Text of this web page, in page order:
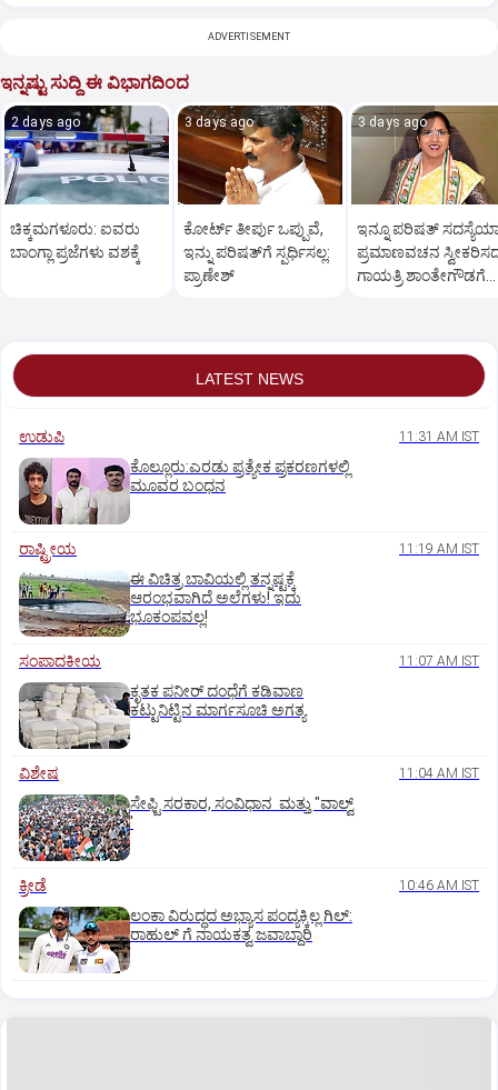
ADVERTISEMENT
ಇನ್ನಷ್ಟು ಸುದ್ದಿ ಈ ವಿಭಾಗದಿಂದ
2 days ago
ಚಿಕ್ಕಮಗಳೂರು: ಐವರು
ಬಾಂಗ್ಲಾ ಪ್ರಜೆಗಳು ವಶಕ್ಕೆ
3 days ago
ಕೋರ್ಟ್‌ ತೀರ್ಪು ಒಪ್ಪುವೆ,
ಇನ್ನು ಪರಿಷತ್‌ಗೆ ಸ್ಪರ್ಧಿಸಲ್ಲ:
ಪ್ರಾಣೇಶ್‌
3 days ago
ಇನ್ನೂ ಪರಿಷತ್‌
ಪ್ರಮಾಣವಚನ
ಗಾಯತ್ರಿ ಶಾಂತೇಗೌಡಗೆ
LATEST NEWS
ಉಡುಪಿ 11:31 AM IST
ಕೊಲ್ಲೂರು:ಎರಡು ಪ್ರತ್ಯೇಕ ಪ್ರಕರಣಗಳಲ್ಲಿ
ಮೂವರ ಬಂಧನ
ರಾಷ್ಟ್ರೀಯ 11:19 AM IST
ಈ ವಿಚಿತ್ರ ಬಾವಿಯಲ್ಲಿ ತನ್ನಷ್ಟಕ್ಕೆ
ಆರಂಭವಾಗಿದೆ ಅಲೆಗಳು! ಇದು
ಭೂಕಂಪವಲ್ಲ!
ಸಂಪಾದಕೀಯ 11:07 AM IST
ಕೃತಕ ಪನೀರ್‌ ದಂಧೆಗೆ ಕಡಿವಾಣ
ಕಟ್ಟುನಿಟ್ಟಿನ ಮಾರ್ಗಸೂಚಿ ಅಗತ್ಯ
ವಿಶೇಷ 11:04 AM IST
ಸೇಫ್ಟಿ ಸರಕಾರ, ಸಂವಿಧಾನ ಮತ್ತು "ವಾಲ್ವ್
'
ಕ್ರೀಡೆ 10:46 AM IST
ಲಂಕಾ ವಿರುದ್ಧದ ಅಭ್ಯಾಸ ಪಂದ್ಯಕ್ಕಿಲ್ಲ ಗಿಲ್:‌
ರಾಹುಲ್‌ ಗೆ ನಾಯಕತ್ವ ಜವಾಬ್ದಾರಿ